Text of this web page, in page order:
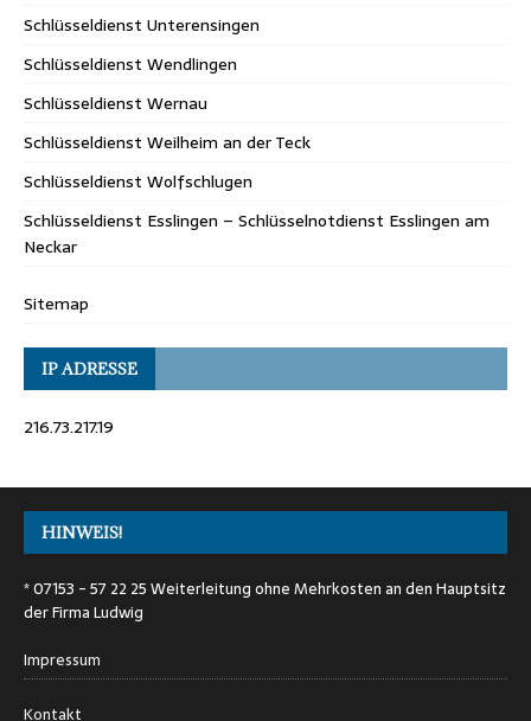
Schlüsseldienst Unterensingen
Schlüsseldienst Wendlingen
Schlüsseldienst Wernau
Schlüsseldienst Weilheim an der Teck
Schlüsseldienst Wolfschlugen
Schlüsseldienst Esslingen – Schlüsselnotdienst Esslingen am
Neckar
Sitemap
IP ADRESSE
216.73.217.19
HINWEIS!
* 07153 - 57 22 25 Weiterleitung ohne Mehrkosten an den Hauptsitz
der Firma Ludwig
Impressum
Kontakt